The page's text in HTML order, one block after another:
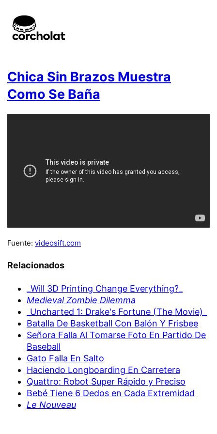
Chica Sin Brazos Muestra
Como Se Baña
Fuente: videosift.com
Relacionados
_Will 3D Printing Change Everything?_
Medieval Zombie Dilemma
_Uncharted 1: Drake's Fortune (The Movie)_
Batalla De Basketball Con Balón Y Frisbee
Señora Falla Al Tomarse Foto En Partido De
Baseball
Gato Falla En Salto
Haciendo Longboarding En Carretera
Quattro: Robot Super Rápido y Preciso
Bebé Tiene 6 Dedos en Cada Extremidad
Le Nouveau